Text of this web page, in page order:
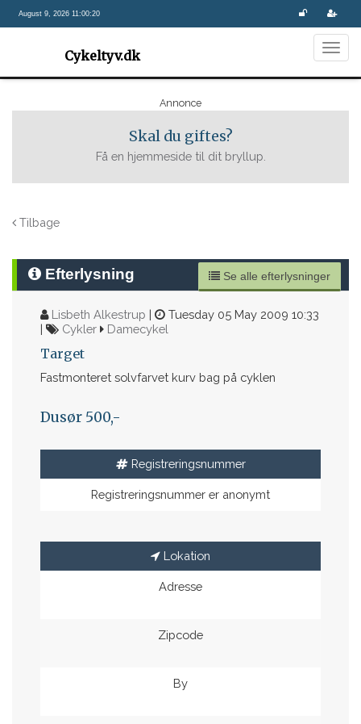
August 9, 2026 11:00:20
Cykeltyv.dk
Annonce
Skal du giftes?
Få en hjemmeside til dit bryllup.
Tilbage
Efterlysning Se alle efterlysninger
Lisbeth Alkestrup |
Tuesday 05 May 2009 10:33
|
Cykler Damecykel
Target
Fastmonteret solvfarvet kurv bag på cyklen
Dusør 500,-
Registreringsnummer
Registreringsnummer er anonymt
Lokation
Adresse
Zipcode
By